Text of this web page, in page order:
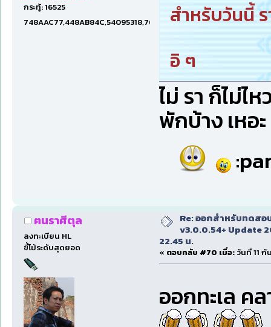
กระทู้: 16525
748AAC77,448AB84C,54095318,7660DAE5,97606B15,47C5E
สำหรับวันนี้
อิ ๆ
ไม่ รา ก็ไม่ไ
พักบ้าง เหอะ
ฅนราศีตุล
ลงทะเบียน HL
ขี้โม้ระดับสุดยอด
Re: ออกสำหรับทดสอ
v3.0.0.54+ Update
22.45 น.
« ตอบกลับ #70 เมื่อ: วันที่ 11
ออกทะเล ค